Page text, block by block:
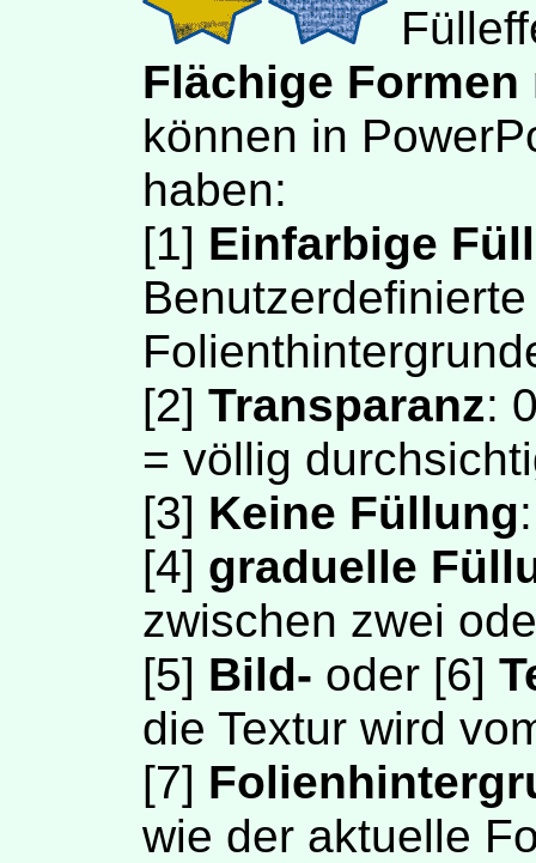
Flächige Formen
können in
haben:
[1] Einfarbige
[2] Transparanz:
= völlig
[3] Keine Füllung
[4] graduelle
zwischen zwei
[5] Bild- oder [6]
die Textur wird
[7]
wie der aktuelle